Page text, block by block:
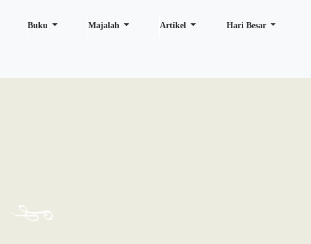
Buku Majalah Artikel Hari Besar